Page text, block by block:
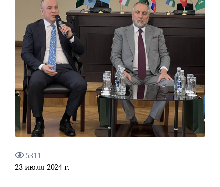
5311
23 июля 2024 г.